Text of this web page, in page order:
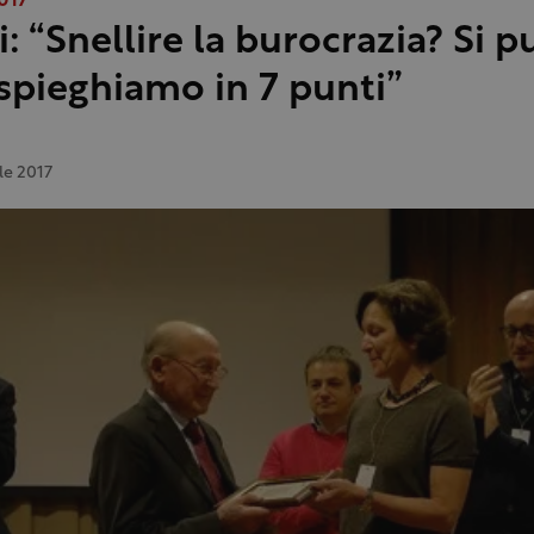
“Snellire la burocrazia? Si
in 7 punti”
2017